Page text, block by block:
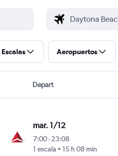
Escalas Aeropuertos
Depart
mar. 1/12
7:00-23:08
1 escala
15 h 08 min